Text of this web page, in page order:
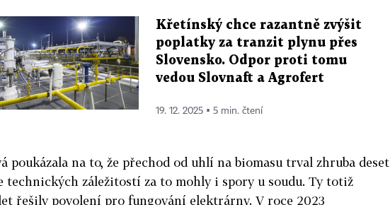
Křetínský chce razantně zvýšit
poplatky za tranzit plynu přes
Slovensko. Odpor proti tomu
vedou Slovnaft a Agrofert
19. 12. 2025 ▪ 5 min. čtení
poukázala na to, že přechod od uhlí na biomasu trval zhruba deset
technických záležitostí za to mohly i spory u soudu. Ty totiž
řešily povolení pro fungování elektrárny. V roce 2023